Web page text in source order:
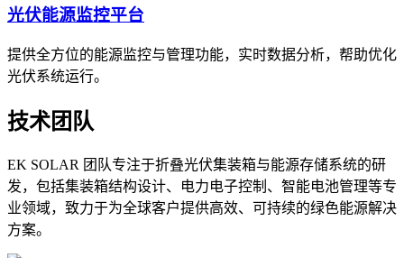
光伏能源监控平台
提供全方位的能源监控与管理功能，实时数据分析，帮助优化
光伏系统运行。
技术团队
EK SOLAR 团队专注于折叠光伏集装箱与能源存储系统的研
发，包括集装箱结构设计、电力电子控制、智能电池管理等专
业领域，致力于为全球客户提供高效、可持续的绿色能源解决
方案。